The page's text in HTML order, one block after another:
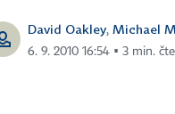
David Oakley, Michael
6. 9. 2010 16:54 ▪ 3 min.